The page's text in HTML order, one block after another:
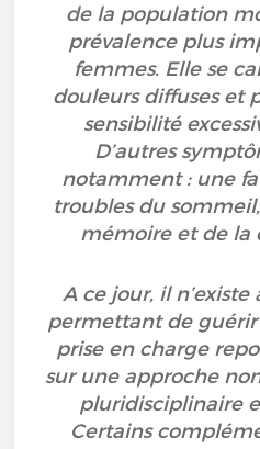
de la population
prévalence plus
femmes. Elle se
douleurs diffuses et
sensibilité
D’autres
notamment : une
troubles du
mémoire et de la
A ce jour, il
permettant de
prise en charge
sur une approche
pluridisciplinaire
Certains